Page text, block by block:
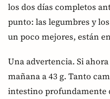
los dos días completos
punto: las legumbres y
un poco mejores, están
Una advertencia. Si
mañana a 43 g. Tanto
intestino profundamente